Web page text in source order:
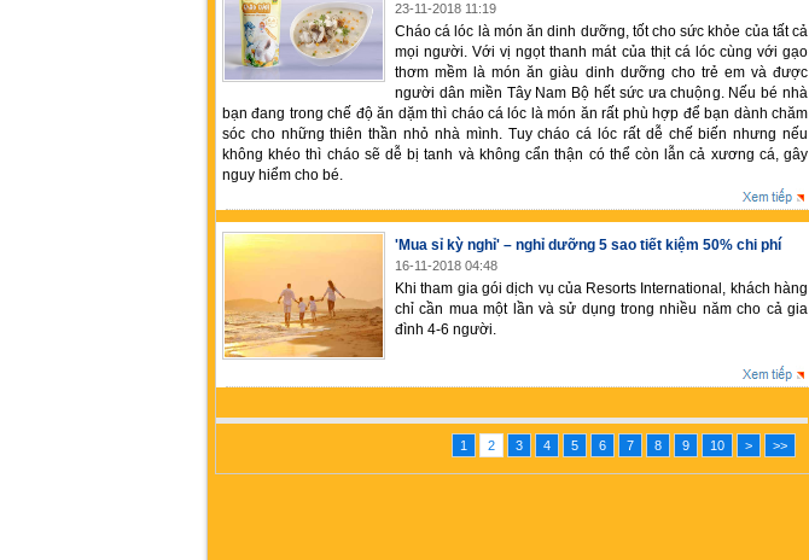
23-11-2018 11:19
Cháo cá lóc là món ăn dinh dưỡng, tốt cho sức khỏe của tất cả
mọi người. Với vị ngọt thanh mát của thịt cá lóc cùng với gạo
thơm mềm là món ăn giàu dinh dưỡng cho trẻ em và được
người dân miền Tây Nam Bộ hết sức ưa chuộng. Nếu bé nhà
bạn đang trong chế độ ăn dặm thì cháo cá lóc là món ăn rất phù hợp để bạn dành chăm
sóc cho những thiên thần nhỏ nhà mình. Tuy cháo cá lóc rất dễ chế biến nhưng nếu
không khéo thì cháo sẽ dễ bị tanh và không cẩn thận có thể còn lẫn cả xương cá, gây
nguy hiểm cho bé.
'Mua sỉ kỳ nghỉ' – nghỉ dưỡng 5 sao tiết kiệm 50% chi phí
16-11-2018 04:48
Khi tham gia gói dịch vụ của Resorts International, khách hàng
chỉ cần mua một lần và sử dụng trong nhiều năm cho cả gia
đình 4-6 người.
1 2 3 4 5 6 7 8 9 10 > >>